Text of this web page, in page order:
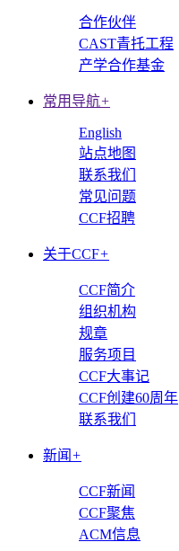
合作伙伴
CAST青托工程
产学合作基金
常用导航+
English
站点地图
联系我们
常见问题
CCF招聘
关于CCF+
CCF简介
组织机构
规章
服务项目
CCF大事记
CCF创建60周年
联系我们
新闻 +
CCF新闻
CCF聚焦
ACM信息